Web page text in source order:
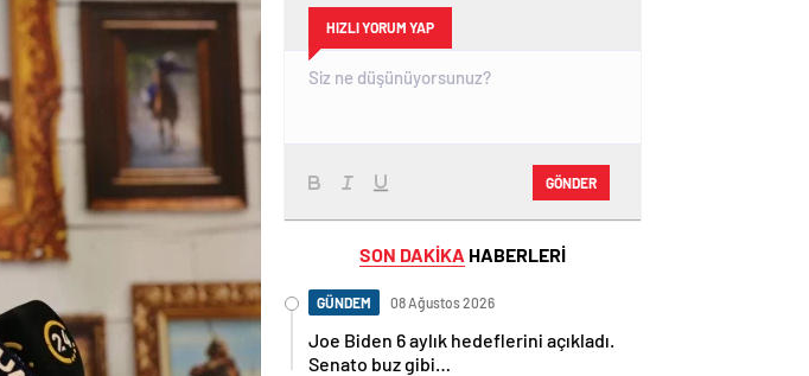
HIZLI YORUM YAP
GÖNDER
SON DAKİKA HABERLERİ
GÜNDEM 08 Ağustos 2026
Joe Biden 6 aylık hedeflerini açıkladı.
Senato buz gibi…